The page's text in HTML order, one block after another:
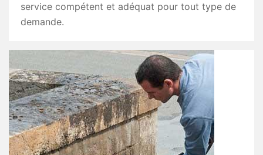
service compétent et adéquat pour tout type de
demande.